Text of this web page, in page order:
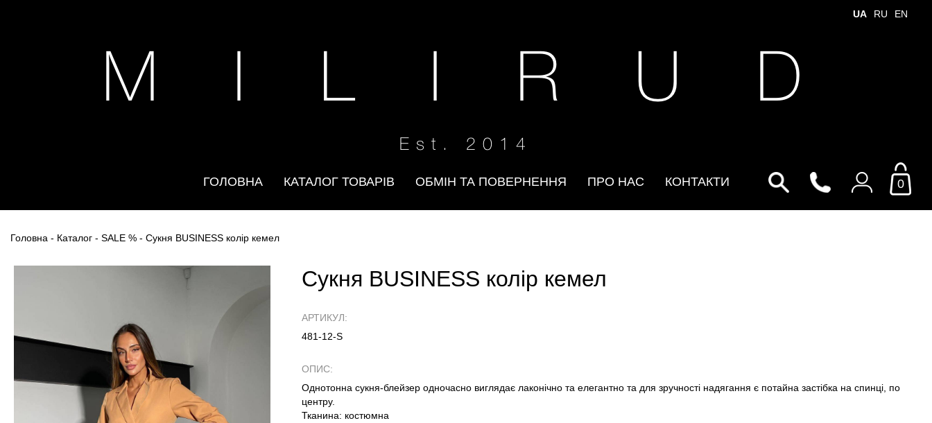
UA RU EN
M I L I R U D
Est. 2014
ГОЛОВНА КАТАЛОГ ТОВАРІВ ОБМІН ТА ПОВЕРНЕННЯ ПРО НАС КОНТАКТИ 0
Головна - Каталог - SALE % - Сукня BUSINESS колір кемел
Сукня BUSINESS колір кемел
АРТИКУЛ:
481-12-S
ОПИС:
Однотонна сукня-блейзер одночасно виглядає лаконічно та елегантно та для зручності надягання є потайна застібка на спинці, по
центру.
Тканина: костюмна